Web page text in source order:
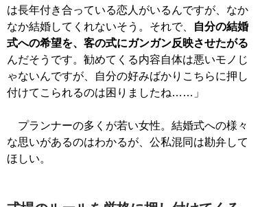
は長年付き合っている恋人がいるんですが、なか
なか結婚してくれないそう。それで、
自分の結婚
式への希望を、客の式にガンガン反映させたがる
んだそうです。勧めてくる内容自体は悪いモノじ
ゃないんですが、自分の好みばかりこちらに押し
付けてこられるのは困りましたね……」
プランナーの多くが若い女性。結婚式への様々
な思いがあるのはわかるが、公私混同は勘弁して
ほしい。